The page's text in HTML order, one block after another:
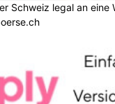
Schweiz legal an eine